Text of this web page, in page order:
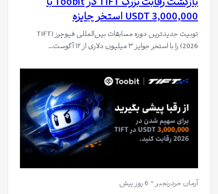
3,000,000 USDT استخر جایزه
توبیت جدیدترین دوره مسابقات بین‌المللی فیوچرز (TIFT
2026) را با استخر جوایز ۳ میلیون دلاری از ۱۲ آگوست…
آرمان خردرنجبر 6 روز پیش